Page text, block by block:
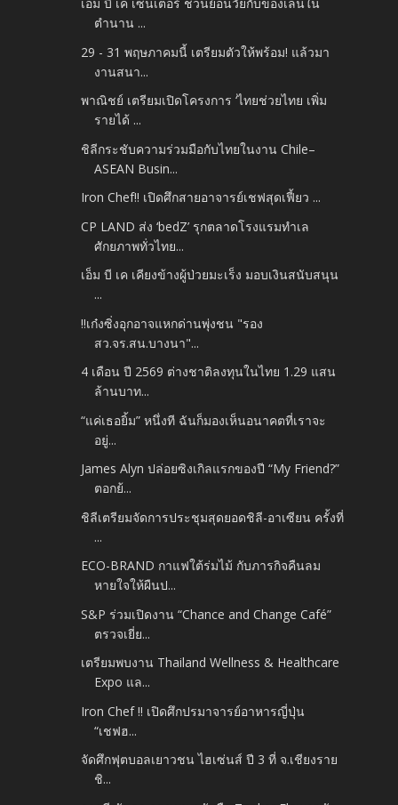
ตำนาน ...
29 - 31 พฤษภาคมนี้ เตรียมตัวให้พร้อม! แล้วมา
งานสนา...
พาณิชย์ เตรียมเปิดโครงการ ‘ไทยช่วยไทย เพิ่ม
รายได้ ...
ชิลีกระชับความร่วมมือกับไทยในงาน Chile–
ASEAN Busin...
Iron Chef!! เปิดศึกสายอาจารย์เชฟสุดเฟี้ยว ...
CP LAND ส่ง ‘bedZ’ รุกตลาดโรงแรมทำเล
ศักยภาพทั่วไทย...
เอ็ม บี เค เคียงข้างผู้ป่วยมะเร็ง มอบเงินสนับสนุน
...
‼️เก๋งซิ่งอุกอาจแหกด่านพุ่งชน "รอง
สว.จร.สน.บางนา"...
4 เดือน ปี 2569 ต่างชาติลงทุนในไทย 1.29 แสน
ล้านบาท...
“แค่เธอยิ้ม” หนึ่งที ฉันก็มองเห็นอนาคตที่เราจะ
อยู่...
James Alyn ปล่อยซิงเกิลแรกของปี “My Friend?”
ตอกย้...
ชิลีเตรียมจัดการประชุมสุดยอดชิลี-อาเซียน ครั้งที่
...
ECO-BRAND กาแฟใต้ร่มไม้ กับภารกิจคืนลม
หายใจให้ผืนป...
S&P ร่วมเปิดงาน “Chance and Change Café”
ตรวจเยี่ย...
เตรียมพบงาน Thailand Wellness & Healthcare
Expo แล...
Iron Chef !! เปิดศึกปรมาจารย์อาหารญี่ปุ่น
“เชฟฮ...
จัดศึกฟุตบอลเยาวชน ไฮเซ่นส์ ปี 3 ที่ จ.เชียงราย
ชิ...